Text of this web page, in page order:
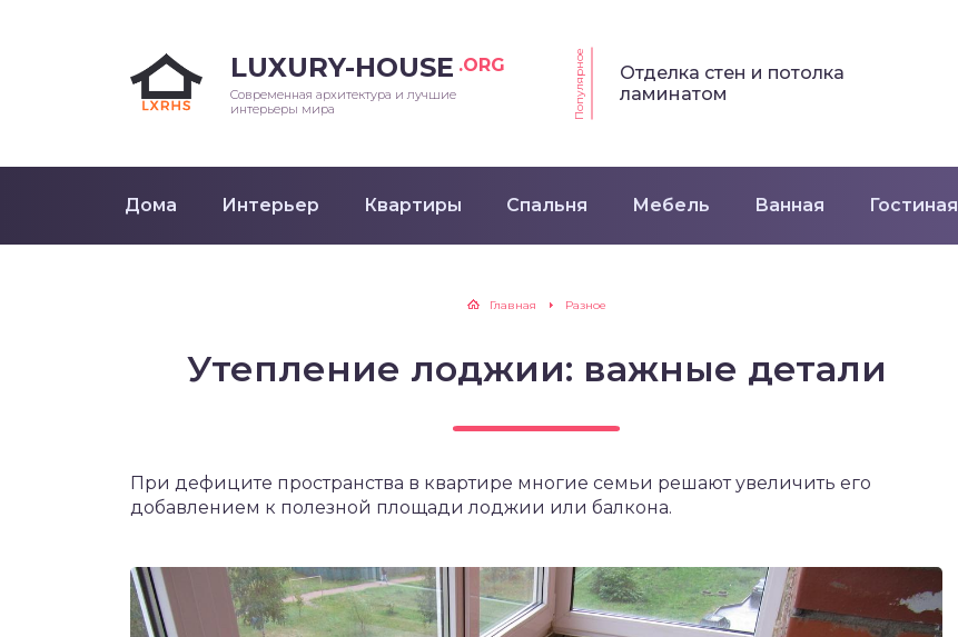
LUXURY-HOUSE .ORG
Современная архитектура и лучшие
интерьеры мира
Популярное
Отделка стен и потолка
ламинатом
Дома Интерьер Квартиры Спальня Мебель Ванная Гостиная
Главная Разное
Утепление лоджии: важные детали
При дефиците пространства в квартире многие семьи решают увеличить его
добавлением к полезной площади лоджии или балкона.